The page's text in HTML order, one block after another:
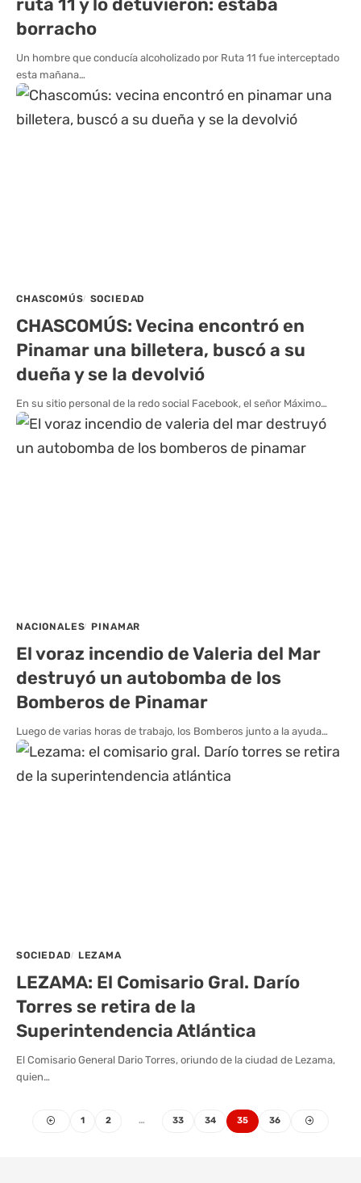
borracho
Un hombre que conducía alcoholizado por Ruta 11 fue interceptado
esta mañana…
CHASCOMÚS SOCIEDAD
CHASCOMÚS: Vecina encontró en
Pinamar una billetera, buscó a su
dueña y se la devolvió
En su sitio personal de la redo social Facebook, el señor Máximo…
NACIONALES PINAMAR
El voraz incendio de Valeria del Mar
destruyó un autobomba de los
Bomberos de Pinamar
Luego de varias horas de trabajo, los Bomberos junto a la ayuda…
SOCIEDAD LEZAMA
LEZAMA: El Comisario Gral. Darío
Torres se retira de la
Superintendencia Atlántica
El Comisario General Dario Torres, oriundo de la ciudad de Lezama,
quien…
1 2 … 33 34 35 36